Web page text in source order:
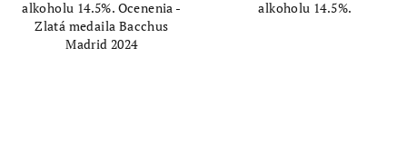
alkoholu 14.5%. Ocenenia -
Zlatá medaila Bacchus
Madrid 2024
alkoholu 14.5%.